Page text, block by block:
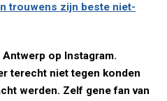
trouwens zijn beste niet-
op Instagram.
terecht niet tegen konden
werden. Zelf gene fan van